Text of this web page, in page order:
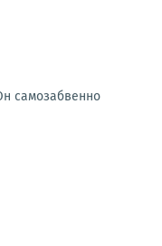
самозабвенно